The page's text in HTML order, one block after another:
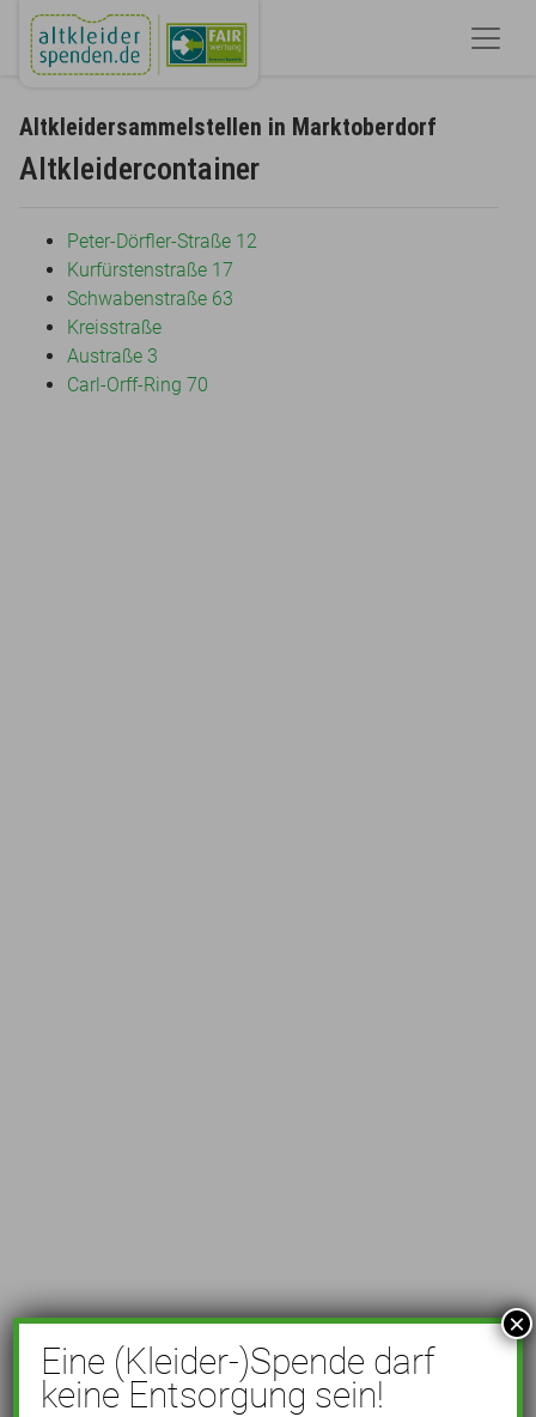
Altkleidersammelstellen in Marktoberdorf
Altkleidercontainer
Peter-Dörfler-Straße 12
Kurfürstenstraße 17
Schwabenstraße 63
Kreisstraße
Austraße 3
Carl-Orff-Ring 70
Eine (Kleider-)Spende darf
keine Entsorgung sein!
×